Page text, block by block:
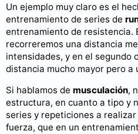
Un ejemplo muy claro es el
entrenamiento de series de
entrenamiento de resistencia.
recorreremos una distancia
intensidades, y en el segundo
distancia mucho mayor pero a
Si hablamos de musculación,
estructura, en cuanto a tipo y
series y repeticiones a
fuerza, que en un